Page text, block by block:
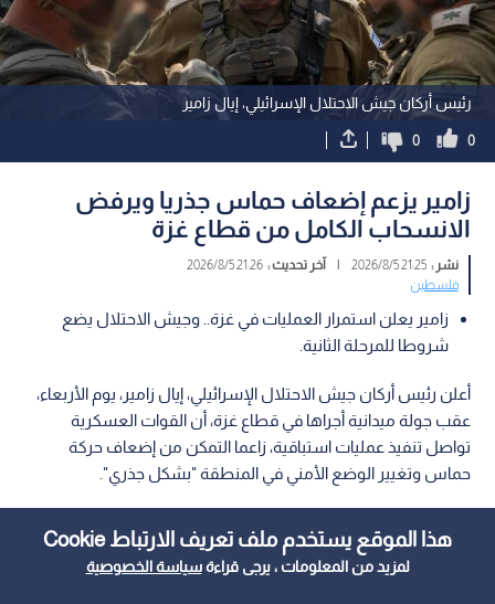
هذا الموقع يستخدم ملف تعريف الارتباط Cookie
لمزيد من المعلومات ، يرجى قراءةسياسة الخصوصية
رئيس أركان جيش الاحتلال الإسرائيلي، إيال زامير
0
0
زامير يزعم إضعاف حماس جذريا ويرفض
الانسحاب الكامل من قطاع غزة
نشر :21:25 2026/8/5
| آخر تحديث :21:26 2026/8/5
فلسطين
زامير يعلن استمرار العمليات في غزة.. وجيش الاحتلال يضع
شروطا للمرحلة الثانية.
أعلن رئيس أركان جيش الاحتلال الإسرائيلي، إيال زامير، يوم الأربعاء،
عقب جولة ميدانية أجراها في قطاع غزة، أن القوات العسكرية
تواصل تنفيذ عمليات استباقية، زاعما التمكن من إضعاف حركة
حماس وتغيير الوضع الأمني في المنطقة "بشكل جذري".